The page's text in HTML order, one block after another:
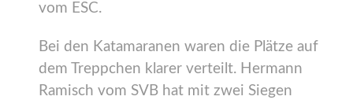
vom ESC.
Bei den Katamaranen waren die Plätze auf
dem Treppchen klarer verteilt. Hermann
Ramisch vom SVB hat mit zwei Siegen